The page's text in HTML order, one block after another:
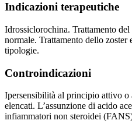
Indicazioni terapeutiche
Idrossiclorochina. Trattamento
normale. Trattamento dello
tipologie.
Controindicazioni
Ipersensibilità al principio attivo o
elencati. L’assunzione di acido
infiammatori non steroidei